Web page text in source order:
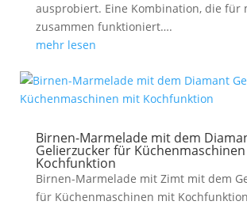
ausprobiert. Eine Kombination, die für
zusammen funktioniert….
mehr lesen
Birnen-Marmelade mit dem
Gelierzucker für
Kochfunktion
Birnen-Marmelade mit Zimt mit dem
für Küchenmaschinen mit